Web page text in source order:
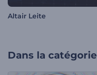
Altair Leite
Dans la catégorie